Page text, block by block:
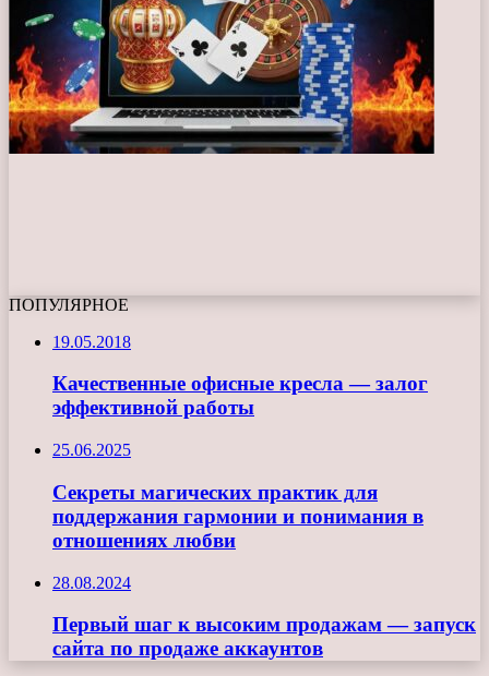
ПОПУЛЯРНОЕ
19.05.2018
Качественные офисные кресла — залог
эффективной работы
25.06.2025
Секреты магических практик для
поддержания гармонии и понимания в
отношениях любви
28.08.2024
Первый шаг к высоким продажам — запуск
сайта по продаже аккаунтов